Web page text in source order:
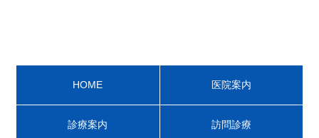
HOME 医院案内
診療案内 訪問診療